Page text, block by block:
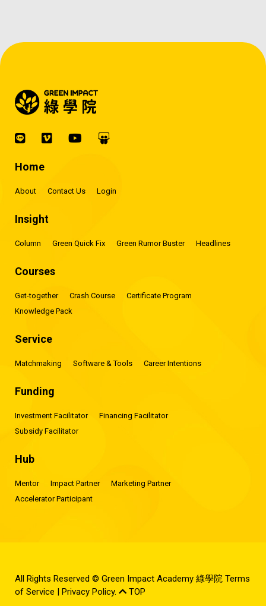
Home
About Contact Us Login
Insight
Column Green Quick Fix Green Rumor Buster Headlines
Courses
Get-together Crash Course
Certificate Program
Knowledge Pack
Service
Matchmaking Software & Tools Career Intentions
Funding
Investment Facilitator
Financing Facilitator
Subsidy Facilitator
Hub
Mentor Impact Partner
Marketing Partner
Accelerator Participant
All Rights Reserved © Green Impact Academy 綠學院 Terms
of Service | Privacy Policy. TOP